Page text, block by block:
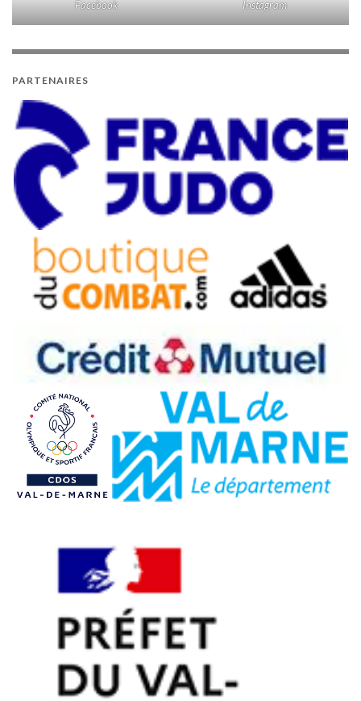
Facebook Instagram
PARTENAIRES